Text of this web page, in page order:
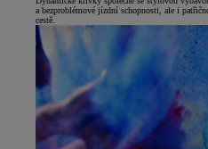
a bezproblémové jízdní schopnosti, ale i
cestě.